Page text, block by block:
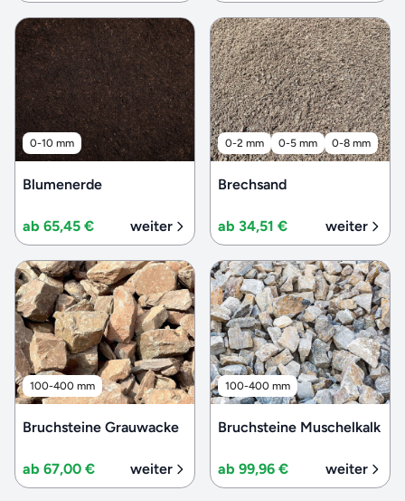
0-10 mm
Blumenerde
ab 65,45 € weiter
0-2 mm 0-5 mm 0-8 mm
Brechsand
ab 34,51 € weiter
100-400 mm
Bruchsteine Grauwacke
ab 67,00 € weiter
100-400 mm
Bruchsteine Muschelkalk
ab 99,96 € weiter